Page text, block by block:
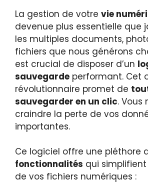
La gestion de votre vie
devenue plus essentielle que
les multiples documents,
fichiers que nous générons
est crucial de disposer d’un
sauvegarde performant. Cet
révolutionnaire promet de
sauvegarder en un clic. Vous
craindre la perte de vos
importantes.
Ce logiciel offre une pléthore
fonctionnalités qui
de vos fichiers numériques :